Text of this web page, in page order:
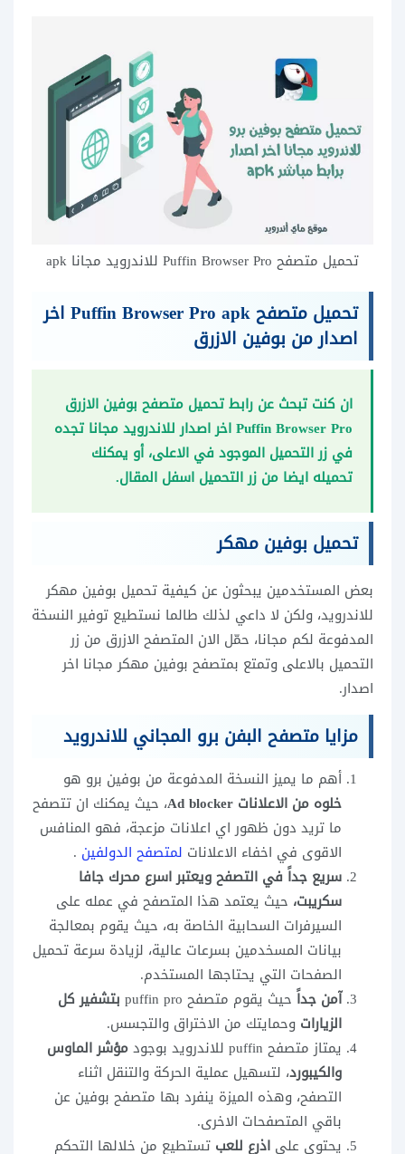
تحميل متصفح Puffin Browser Pro للاندرويد مجانا apk
تحميل متصفح Puffin Browser Pro apk اخر
اصدار من بوفين الازرق
ان كنت تبحث عن رابط تحميل متصفح بوفين الازرق
Puffin Browser Pro اخر اصدار للاندرويد مجانا تجده
في زر التحميل الموجود في الاعلى، أو يمكنك
تحميله ايضا من زر التحميل اسفل المقال.
تحميل بوفين مهكر
بعض المستخدمين يبحثون عن كيفية تحميل بوفين مهكر
للاندرويد، ولكن لا داعي لذلك طالما نستطيع توفير النسخة
المدفوعة لكم مجانا، حمّل الان المتصفح الازرق من زر
التحميل بالاعلى وتمتع بمتصفح بوفين مهكر مجانا اخر
اصدار.
مزايا متصفح البفن برو المجاني للاندرويد
أهم ما يميز النسخة المدفوعة من بوفين برو هو
خلوه من الاعلانات Ad blocker
، حيث يمكنك ان تتصفح
ما تريد دون ظهور اي اعلانات مزعجة، فهو المنافس
الاقوى في اخفاء الاعلانات لمتصفح الدولفين .
سريع جداً في التصفح ويعتبر اسرع محرك جافا
سكريبت، حيث يعتمد هذا المتصفح في عمله على
السيرفرات السحابية الخاصة به، حيث يقوم بمعالجة
بيانات المسخدمين بسرعات عالية، لزيادة سرعة تحميل
الصفحات التي يحتاجها المستخدم.
آمن جداً حيث يقوم متصفح puffin pro
بتشفير كل
الزيارات وحمايتك من الاختراق والتجسس.
يمتاز متصفح puffin للاندرويد بوجود
مؤشر الماوس
والكيبورد، لتسهيل عملية الحركة والتنقل اثناء
التصفح، وهذه الميزة ينفرد بها متصفح بوفين عن
باقي المتصفحات الاخرى.
يحتوي على اذرع للعب تستطيع من خلالها التحكم